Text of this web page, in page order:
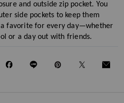
and outside zip pocket. You
side pockets to keep them
a favorite for every day—whether
or a day out with friends.